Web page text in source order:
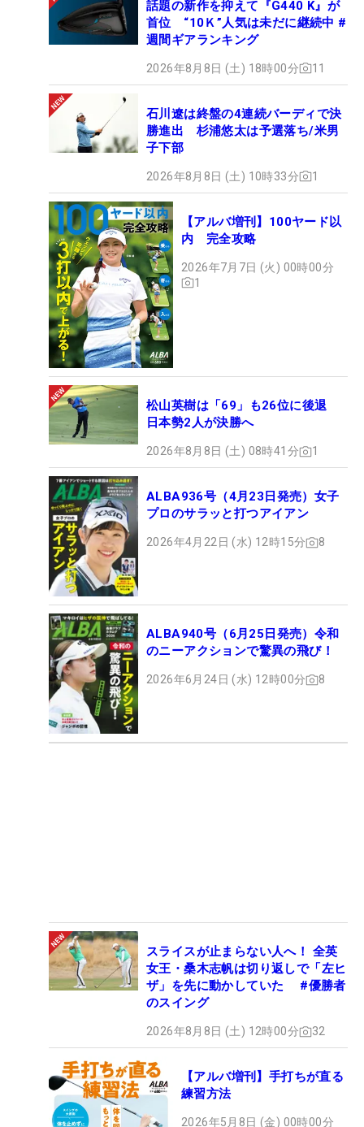
話題の新作を抑えて『G440 K』が
首位 “10Ｋ”人気は未だに継続中 #
週間ギアランキング
2026年8月8日 (土) 18時00分 11
石川遼は終盤の4連続バーディで決
勝進出 杉浦悠太は予選落ち/米男
子下部
2026年8月8日 (土) 10時33分 1
【アルバ増刊】100ヤード以
内 完全攻略
2026年7月7日 (火) 00時00分
1
松山英樹は「69」も26位に後退
日本勢2人が決勝へ
2026年8月8日 (土) 08時41分 1
ALBA936号（4月23日発売）女子
プロのサラッと打つアイアン
2026年4月22日 (水) 12時15分 8
ALBA940号（6月25日発売）令和
のニーアクションで驚異の飛び！
2026年6月24日 (水) 12時00分 8
スライスが止まらない人へ！ 全英
女王・桑木志帆は切り返しで「左ヒ
ザ」を先に動かしていた #優勝者
のスイング
2026年8月8日 (土) 12時00分 32
【アルバ増刊】手打ちが直る
練習方法
2026年5月8日 (金) 00時00分